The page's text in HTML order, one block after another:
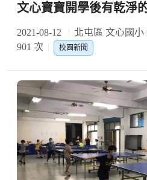
文心寶寶開學後有乾淨
2021-08-12 北屯區 文心國小
901 次
校園新聞